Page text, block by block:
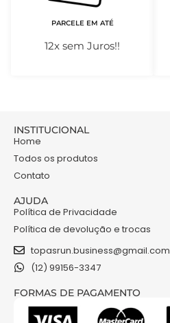
PARCELE EM ATÉ
12x sem Juros!!
INSTITUCIONAL
Home
Todos os produtos
Contato
AJUDA
Política de Privacidade
Política de devolução e trocas
topasrun.business@gmail.com
(12) 99156-3347
FORMAS DE PAGAMENTO